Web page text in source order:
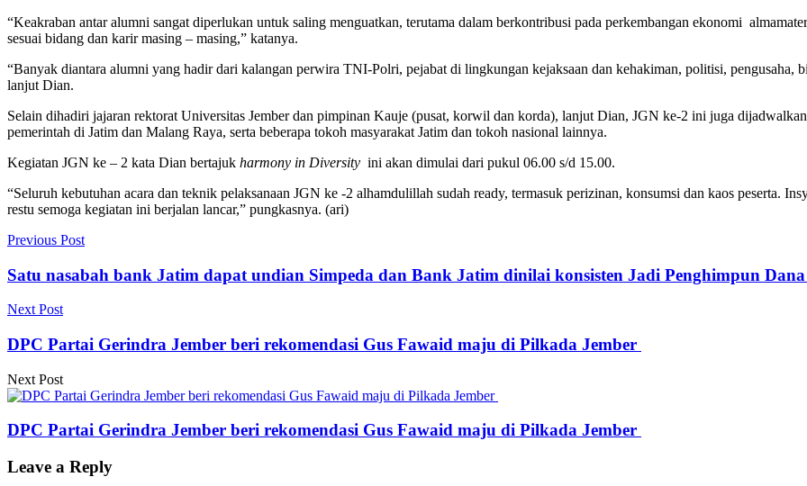
“Keakraban antar alumni sangat diperlukan untuk saling menguatkan, terutama dalam berkontribusi pada perkembangan ekonomi
sesuai bidang dan karir masing – masing,” katanya.
“Banyak diantara alumni yang hadir dari kalangan perwira TNI-Polri, pejabat di lingkungan kejaksaan dan kehakiman, politisi, pengusaha,
lanjut Dian.
Selain dihadiri jajaran rektorat Universitas Jember dan pimpinan Kauje (pusat, korwil dan korda), lanjut Dian, JGN ke-2 ini juga
pemerintah di Jatim dan Malang Raya, serta beberapa tokoh masyarakat Jatim dan tokoh nasional lainnya.
Kegiatan JGN ke – 2 kata Dian bertajuk harmony in Diversity ini akan dimulai dari pukul 06.00 s/d 15.00.
“Seluruh kebutuhan acara dan teknik pelaksanaan JGN ke -2 alhamdulillah sudah ready, termasuk perizinan, konsumsi dan kaos peserta.
restu semoga kegiatan ini berjalan lancar,” pungkasnya. (ari)
Previous Post
Satu nasabah bank Jatim dapat undian Simpeda dan Bank Jatim dinilai konsisten Jadi Penghimpun Dana
Next Post
DPC Partai Gerindra Jember beri rekomendasi Gus Fawaid maju di Pilkada Jember
Next Post
DPC Partai Gerindra Jember beri rekomendasi Gus Fawaid maju di Pilkada Jember
Leave a Reply